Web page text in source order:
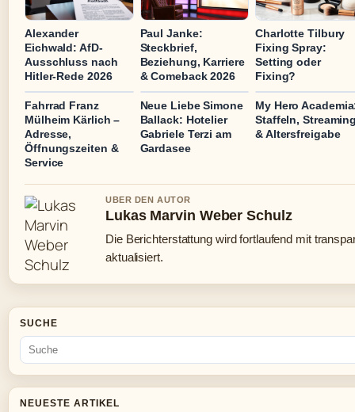
Alexander
Eichwald: AfD-
Ausschluss nach
Hitler-Rede 2026
Paul Janke:
Steckbrief,
Beziehung, Karriere
& Comeback 2026
Charlotte Tilbury
Fixing Spray:
Setting oder
Fixing?
Fahrrad Franz
Mülheim Kärlich –
Adresse,
Öffnungszeiten &
Service
Neue Liebe Simone
Ballack: Hotelier
Gabriele Terzi am
Gardasee
My Hero
Staffeln,
& Altersfreigabe
UBER DEN AUTOR
Lukas Marvin Weber Schulz
Die Berichterstattung wird fortlaufend mit
aktualisiert.
SUCHE
NEUESTE ARTIKEL